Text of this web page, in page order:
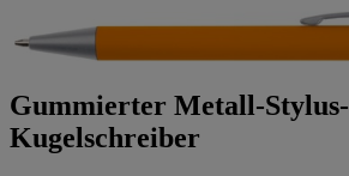
Gummierter Metall-Stylus-
Kugelschreiber